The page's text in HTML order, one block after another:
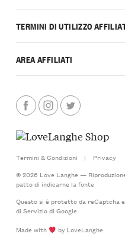
TERMINI DI UTILIZZO
AREA AFFILIATI
Termini & Condizioni |
Privacy
© 2026 Love Langhe —
patto di indicarne la fonte
Questo si è protetto da reCaptcha
di Serviziodi Google
Made with
by LoveLanghe